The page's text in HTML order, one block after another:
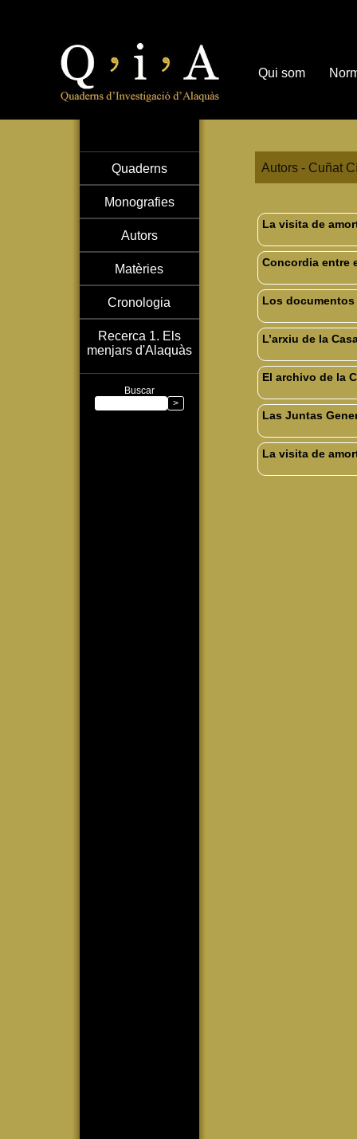
Quaderns
Monografies
Autors
Matèries
Cronologia
Recerca 1. Els
menjars d'Alaquàs
Buscar
Autors - Cuñat
La visita de
Concordia entre
Los
L’arxiu de la
El archivo de la
Las Juntas
La visita de
Qui som